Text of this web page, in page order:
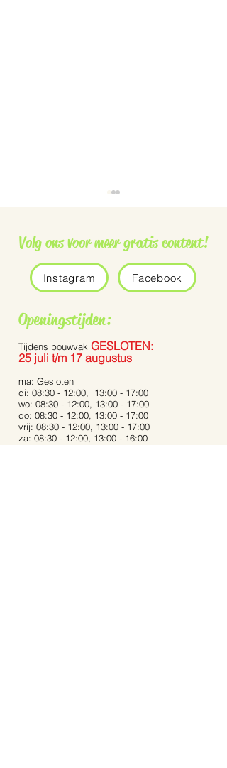
Grauwe vliegenvanger
Volg ons voor meer gratis content!
Instagram Facebook
Openingstijden:
Tijdens bouwvak GESLOTEN:
25 juli t/m 17 augustus
ma: Gesloten
di: 08:30 - 12:00, 13:00 - 17:00
wo: 08:30 - 12:00, 13:00 - 17:00
do: 08:30 - 12:00, 13:00 - 17:00
vrij: 08:30 - 12:00, 13:00 - 17:00
za: 08:30 - 12:00, 13:00 - 16:00